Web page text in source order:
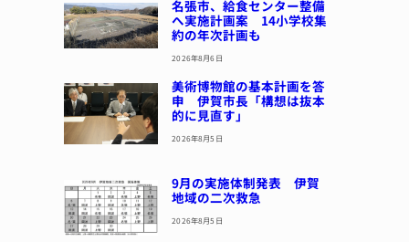
名張市、給食センター整備
へ実施計画案 14小学校集
約の年次計画も
2026年8月6日
美術博物館の基本計画を答
申 伊賀市長「構想は抜本
的に見直す」
2026年8月5日
9月の実施体制発表 伊賀
地域の二次救急
2026年8月5日